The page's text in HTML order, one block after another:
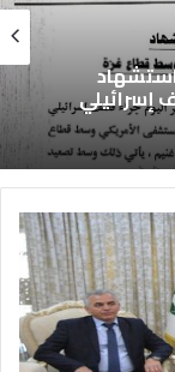
استشهاد
إسرائيلي